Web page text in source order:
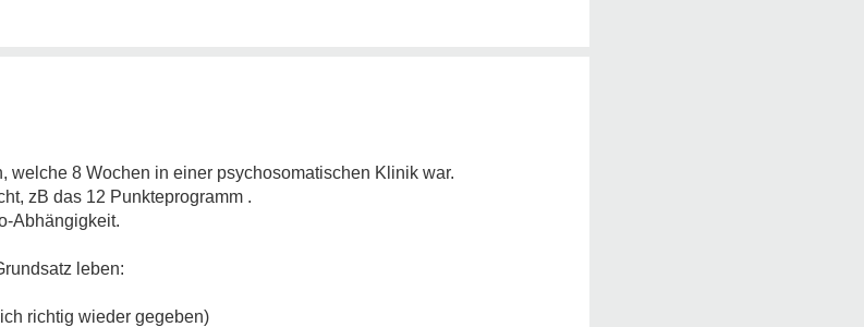
welche 8 Wochen in einer psychosomatischen Klinik war.
zB das 12 Punkteprogramm .
Abhängigkeit.
leben:
richtig wieder gegeben)